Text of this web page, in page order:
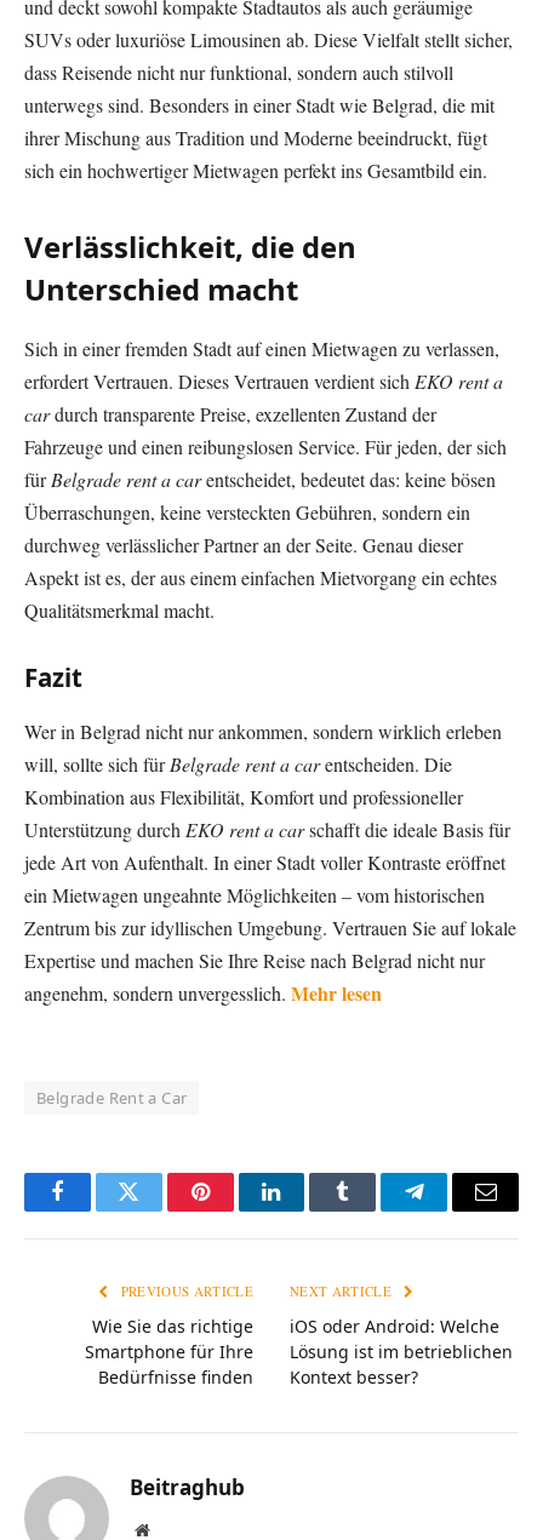
und deckt sowohl kompakte Stadtautos als auch geräumige
SUVs oder luxuriöse Limousinen ab. Diese Vielfalt stellt sicher,
dass Reisende nicht nur funktional, sondern auch stilvoll
unterwegs sind. Besonders in einer Stadt wie Belgrad, die mit
ihrer Mischung aus Tradition und Moderne beeindruckt, fügt
sich ein hochwertiger Mietwagen perfekt ins Gesamtbild ein.
Verlässlichkeit, die den
Unterschied macht
Sich in einer fremden Stadt auf einen Mietwagen zu verlassen,
erfordert Vertrauen. Dieses Vertrauen verdient sich EKO rent a
cardurch transparente Preise, exzellenten Zustand der
Fahrzeuge und einen reibungslosen Service. Für jeden, der sich
fürBelgrade rent a carentscheidet, bedeutet das: keine bösen
Überraschungen, keine versteckten Gebühren, sondern ein
durchweg verlässlicher Partner an der Seite. Genau dieser
Aspekt ist es, der aus einem einfachen Mietvorgang ein echtes
Qualitätsmerkmal macht.
Fazit
Wer in Belgrad nicht nur ankommen, sondern wirklich erleben
will, sollte sich fürBelgrade rent a carentscheiden. Die
Kombination aus Flexibilität, Komfort und professioneller
Unterstützung durch EKO rent a carschafft die ideale Basis für
jede Art von Aufenthalt. In einer Stadt voller Kontraste eröffnet
ein Mietwagen ungeahnte Möglichkeiten – vom historischen
Zentrum bis zur idyllischen Umgebung. Vertrauen Sie auf lokale
Expertise und machen Sie Ihre Reise nach Belgrad nicht nur
angenehm, sondern unvergesslich. Mehr lesen
Belgrade Rent a Car
FacebookTwitter PinterestLinkedInTumblr TelegramEmail
PREVIOUS ARTICLE
Wie Sie das richtige
Smartphone für Ihre
Bedürfnisse finden
NEXT ARTICLE
iOS oder Android: Welche
Lösung ist im betrieblichen
Kontext besser?
Beitraghub
Website